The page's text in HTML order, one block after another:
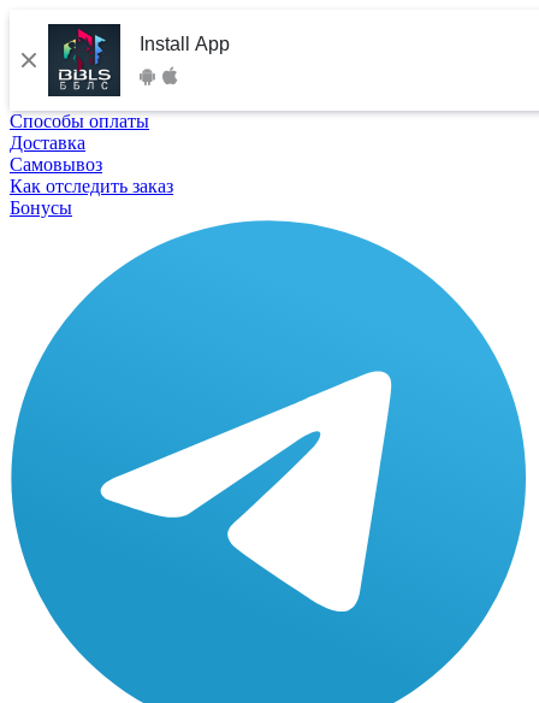
Install App
Способы оплаты
Доставка
Самовывоз
Как отследить заказ
Бонусы